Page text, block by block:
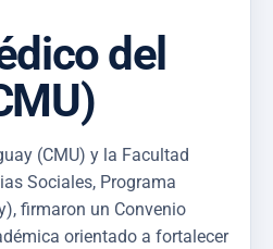
del
(CMU) y la Facultad
Sociales, Programa
firmaron un Convenio
orientado a fortalecer